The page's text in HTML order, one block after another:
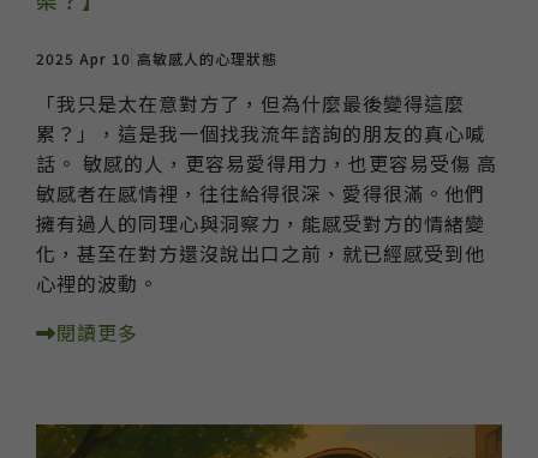
2025 Apr 10 高敏感人的心理狀態
「我只是太在意對方了，但為什麼最後變得這麼
累？」，這是我一個找我流年諮詢的朋友的真心喊
話。 敏感的人，更容易愛得用力，也更容易受傷 高
敏感者在感情裡，往往給得很深、愛得很滿。他們
擁有過人的同理心與洞察力，能感受對方的情緒變
化，甚至在對方還沒說出口之前，就已經感受到他
心裡的波動。
閱讀更多